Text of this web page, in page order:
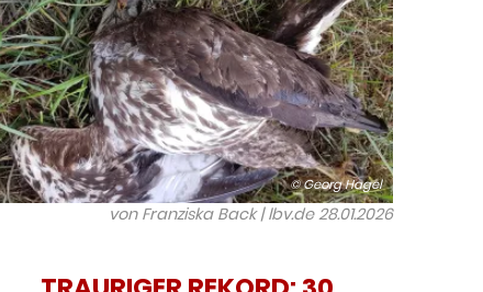
© Georg Hagel
von Franziska Back | lbv.de28.01.2026